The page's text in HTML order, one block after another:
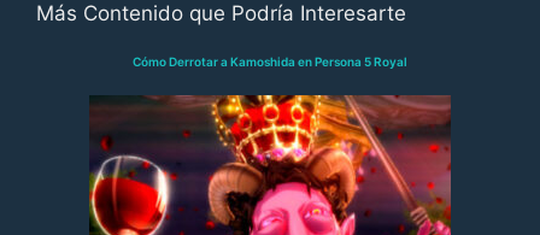
Más Contenido que Podría Interesarte
Cómo Derrotar a Kamoshida en Persona 5 Royal